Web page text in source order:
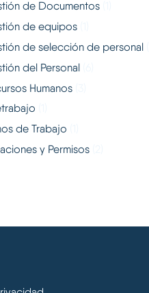
de Documentos(1)
de equipos(1)
de selección de personal(1)
del Personal(6)
Humanos(3)
de Trabajo
y Permisos(2)